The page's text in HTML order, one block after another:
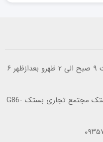
زمانی کاری: شنبه تا پنچ شنبه ساعت ۹ صبح الی ۲ ظهرو بعدازظهر ۶
آدرس: استان هرمزگان شهرستان بستک مجتمع تجاری بستک G86-